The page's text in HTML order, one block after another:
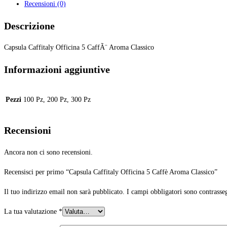
Classico
quantità
Recensioni (0)
Descrizione
Capsula Caffitaly Officina 5 CaffÃ¨ Aroma Classico
Informazioni aggiuntive
Pezzi 100 Pz, 200 Pz, 300 Pz
Recensioni
Ancora non ci sono recensioni.
Recensisci per primo “Capsula Caffitaly Officina 5 Caffè Aroma Classico”
Il tuo indirizzo email non sarà pubblicato. I campi obbligatori sono
La tua valutazione *